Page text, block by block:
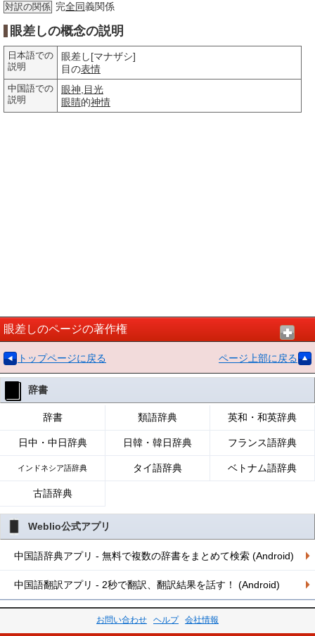
対訳の関係 完全同義関係
眼差しの概念の説明
日本語での
説明
眼差し[マナザシ]
目の表情
中国語での
説明
眼神 目光
眼睛的神情
眼差しのページの著作権
トップページに戻る ページ上部に戻る
辞書
辞書 類語辞典 英和・和英辞典
日中・中日辞典 日韓・韓日辞典 フランス語辞典
インドネシア語辞典 タイ語辞典 ベトナム語辞典
古語辞典
Weblio公式アプリ
中国語辞典アプリ - 無料で複数の辞書をまとめて検索 (Android)
中国語翻訳アプリ - 2秒で翻訳、翻訳結果を話す！ (Android)
お問い合わせ ヘルプ 会社情報